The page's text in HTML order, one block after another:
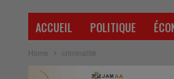
ACCUEIL POLITIQUE
Home criminalité